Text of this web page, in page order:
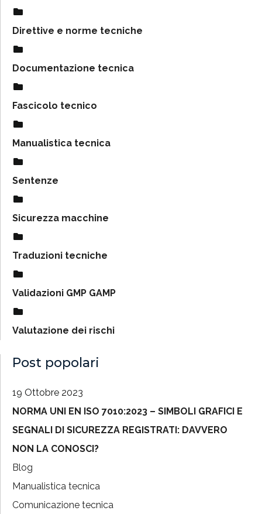
Direttive e norme tecniche
Documentazione tecnica
Fascicolo tecnico
Manualistica tecnica
Sentenze
Sicurezza macchine
Traduzioni tecniche
Validazioni GMP GAMP
Valutazione dei rischi
Post popolari
19 Ottobre 2023
NORMA UNI EN ISO 7010:2023 – SIMBOLI GRAFICI E
SEGNALI DI SICUREZZA REGISTRATI: DAVVERO
NON LA CONOSCI?
Blog
Manualistica tecnica
Comunicazione tecnica